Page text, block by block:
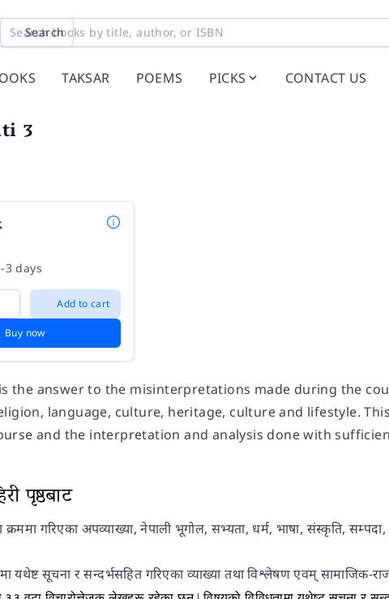
Search
TAKSAR POEMS PICKS CONTACT US
3
3 days
Add to cart
Buy now
the answer to the misinterpretations made during the
language, culture, heritage, culture and lifestyle.
and the interpretation and analysis done with
पृष्ठबाट
क्रममा गरिएका अपव्याख्या, नेपाली भूगोल, सभ्यता, धर्म, भाषा, संस्कृति,
यथेष्ट सूचना र सन्दर्भसहित गरिएका व्याख्या तथा विश्लेषण एवम् सामाजिक-